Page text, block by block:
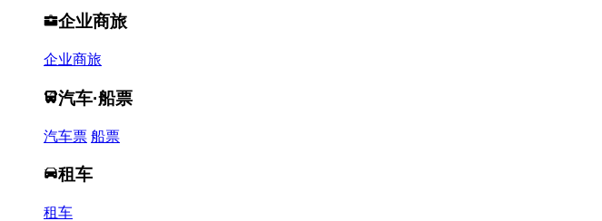
企业商旅
企业商旅
汽车·船票
汽车票 船票
租车
租车